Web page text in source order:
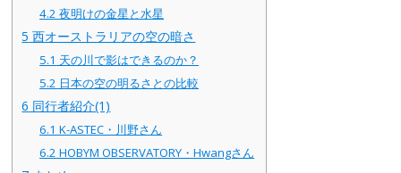
4.2 夜明けの金星と水星
5 西オーストラリアの空の暗さ
5.1 天の川で影はできるのか？
5.2 日本の空の明るさとの比較
6 同行者紹介(1)
6.1 K-ASTEC・川野さん
6.2 HOBYM OBSERVATORY・Hwangさん